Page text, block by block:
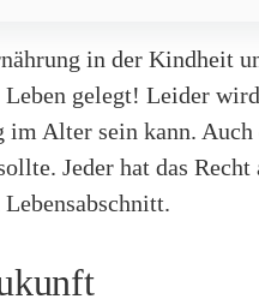
in der Kindheit
gelegt! Leider
Alter sein kann. Auch
Jeder hat das Recht